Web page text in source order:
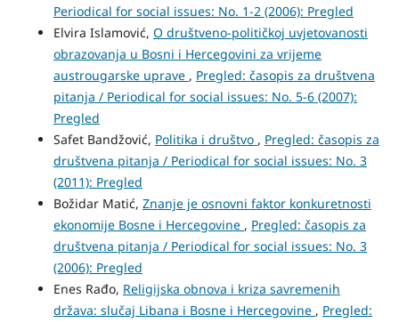
Periodical for social issues: No. 1-2 (2006): Pregled
Elvira Islamović, O društveno-političkoj uvjetovanosti
obrazovanja u Bosni i Hercegovini za vrijeme
austrougarske uprave , Pregled: časopis za društvena
pitanja / Periodical for social issues: No. 5-6 (2007):
Pregled
Safet Bandžović, Politika i društvo , Pregled: časopis za
društvena pitanja / Periodical for social issues: No. 3
(2011): Pregled
Božidar Matić, Znanje je osnovni faktor konkuretnosti
ekonomije Bosne i Hercegovine , Pregled: časopis za
društvena pitanja / Periodical for social issues: No. 3
(2006): Pregled
Enes Rađo, Religijska obnova i kriza savremenih
država: slučaj Libana i Bosne i Hercegovine , Pregled: